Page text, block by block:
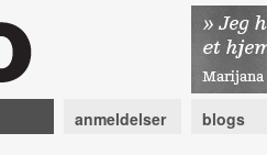
anmeldelser blogs